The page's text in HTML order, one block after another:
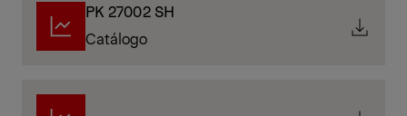
PK 27002 SH
Catálogo